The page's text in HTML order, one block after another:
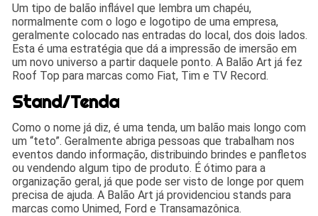
Um tipo de balão inflável que lembra um chapéu,
normalmente com o logo e logotipo de uma empresa,
geralmente colocado nas entradas do local, dos dois lados.
Esta é uma estratégia que dá a impressão de imersão em
um novo universo a partir daquele ponto. A Balão Art já fez
Roof Top para marcas como Fiat, Tim e TV Record.
Stand/Tenda
Como o nome já diz, é uma tenda, um balão mais longo com
um “teto”. Geralmente abriga pessoas que trabalham nos
eventos dando informação, distribuindo brindes e panfletos
ou vendendo algum tipo de produto. É ótimo para a
organização geral, já que pode ser visto de longe por quem
precisa de ajuda. A Balão Art já providenciou stands para
marcas como Unimed, Ford e Transamazônica.